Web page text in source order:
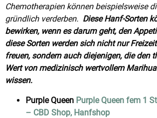
Chemotherapien können beispielsweise
gründlich verderben. Diese Hanf-Sorten
bewirken, wenn es darum geht, den
diese Sorten werden sich nicht nur
freuen, sondern auch diejenigen, die den
Wert von medizinisch wertvollem
wissen.
Purple Queen Purple Queen fem 1
– CBD Shop, Hanfshop